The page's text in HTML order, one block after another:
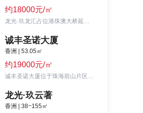
约18000元/㎡
龙光·玖龙汇占位港珠澳大桥延长线出口，在售37-42㎡，均价约2.4万/㎡。
诚丰圣诺大厦
香洲 | 53.05㎡
约19000元/㎡
诚丰圣诺大厦位于珠海前山片区，主推53㎡单位，均价约1.85万元/㎡。
龙光·玖云著
香洲 | 38~155㎡